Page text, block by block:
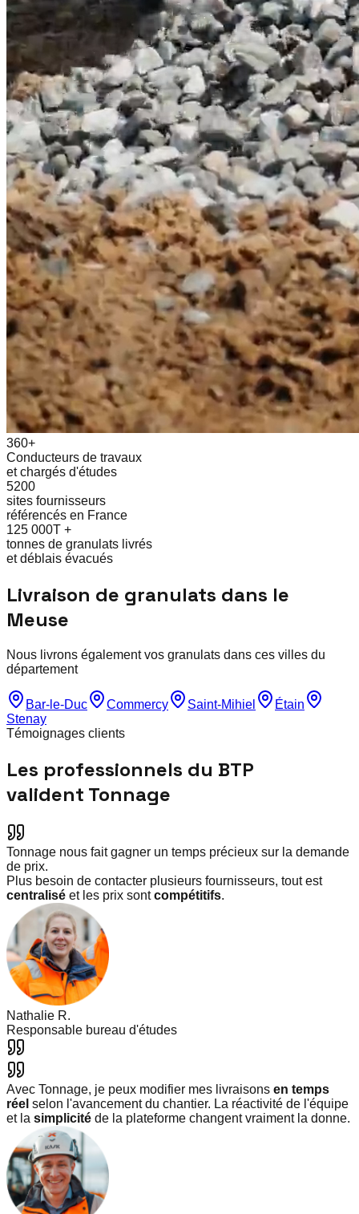
360+
Conducteurs de travaux
et chargés d'études
5200
sites fournisseurs
référencés en France
125 000T +
tonnes de granulats livrés
et déblais évacués
Livraison de granulats dans le
Meuse
Nous livrons également vos granulats dans ces villes du
département
Bar-le-Duc Commercy Saint-Mihiel
Étain
Stenay
Témoignages clients
Les professionnels du BTP
valident Tonnage
Tonnage nous fait gagner un temps précieux sur la demande
de prix.
Plus besoin de contacter plusieurs fournisseurs, tout est
centralisé et les prix sontcompétitifs.
Nathalie R.
Responsable bureau d'études
Avec Tonnage, je peux modifier mes livraisons en temps
réel selon l'avancement du chantier. La réactivité de l'équipe
et la simplicité de la plateforme changent vraiment la donne.